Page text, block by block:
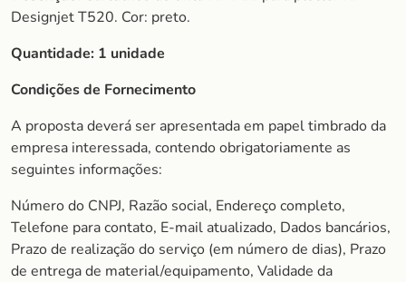
Designjet T520. Cor: preto.
Quantidade: 1 unidade
Condições de Fornecimento
A proposta deverá ser apresentada em papel timbrado da
empresa interessada, contendo obrigatoriamente as
seguintes informações:
Número do CNPJ, Razão social, Endereço completo,
Telefone para contato, E-mail atualizado, Dados bancários,
Prazo de realização do serviço (em número de dias), Prazo
de entrega de material/equipamento, Validade da